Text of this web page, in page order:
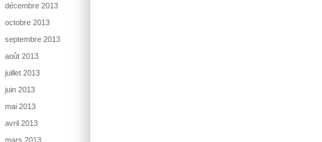
décembre 2013
octobre 2013
septembre 2013
août 2013
juillet 2013
juin 2013
mai 2013
avril 2013
mars 2013